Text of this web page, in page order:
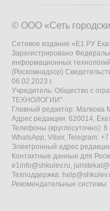
© ООО «Сеть
Сетевое издание «Е1.РУ
Зарегистрировано
информационных
(Роскомнадзор)
06.02.2023 г.
Учредитель: Общество с
ТЕХНОЛОГИИ"
Главный редактор: Малкова
Адрес редакции: 620014,
Телефоны (круглосуточно):
WhatsApp, Viber, Telegram:
Электронный адрес
Контактные данные для
e1info@shkulev.ru,
Техподдержка:
Рекомендательные системы